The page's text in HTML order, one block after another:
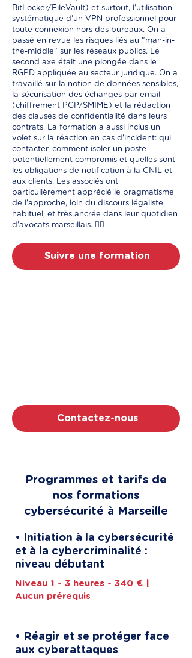
BitLocker/FileVault) et surtout, l'utilisation
systématique d'un VPN professionnel pour
toute connexion hors des bureaux. On a
passé en revue les risques liés au "man-in-
the-middle" sur les réseaux publics. Le
second axe était une plongée dans le
RGPD appliquée au secteur juridique. On a
travaillé sur la notion de données sensibles,
la sécurisation des échanges par email
(chiffrement PGP/SMIME) et la rédaction
des clauses de confidentialité dans leurs
contrats. La formation a aussi inclus un
volet sur la réaction en cas d'incident: qui
contacter, comment isoler un poste
potentiellement compromis et quelles sont
les obligations de notification à la CNIL et
aux clients. Les associés ont
particulièrement apprécié le pragmatisme
de l'approche, loin du discours légaliste
habituel, et très ancrée dans leur quotidien
d'avocats marseillais. 👨‍⚖️
Suivre une formation
Contactez-nous
Programmes et tarifs de
nos formations
cybersécurité à Marseille
• Initiation à la cybersécurité
et à la cybercriminalité :
niveau débutant
Niveau 1 - 3 heures - 340 € |
Aucun prérequis
• Réagir et se protéger face
aux cyberattaques